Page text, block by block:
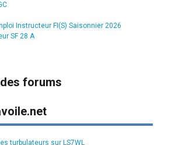
Instructeur FI(S) Saisonnier 2026
SF 28 A
forums
turbulateurs sur LS7WL